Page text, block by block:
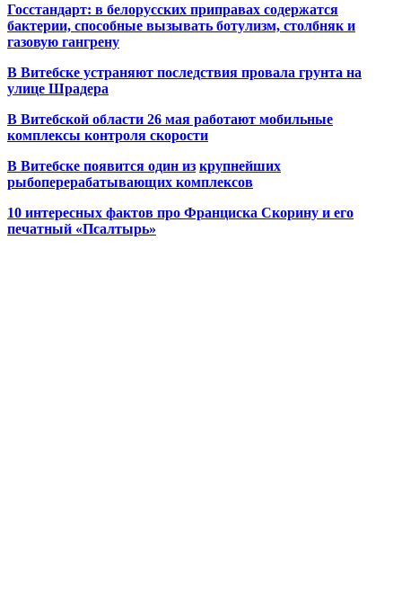
Госстандарт: в белорусских приправах содержатся
бактерии, способные вызывать ботулизм, столбняк и
газовую гангрену
В Витебске устраняют последствия провала грунта на
улице Шрадера
В Витебской области 26 мая работают мобильные
комплексы контроля скорости
В Витебске появится один из крупнейших
рыбоперерабатывающих комплексов
10 интересных фактов про Франциска Скорину и его
печатный «Псалтырь»